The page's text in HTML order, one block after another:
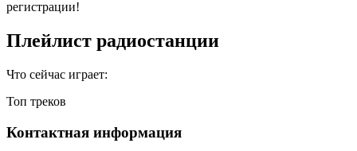
регистрации!
Плейлист радиостанции
Что сейчас играет:
Топ треков
Контактная информация